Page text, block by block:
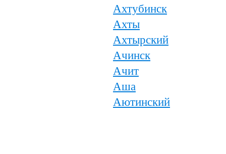
Ахтубинск
Ахты
Ахтырский
Ачинск
Ачит
Аша
Аютинский